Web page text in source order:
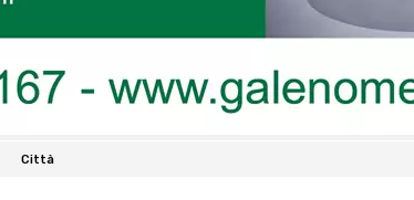
Città